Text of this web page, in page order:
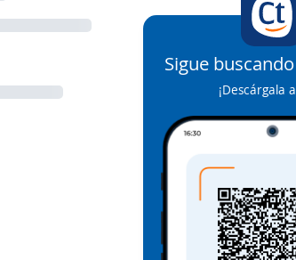
Sigue buscando
¡Descárgala